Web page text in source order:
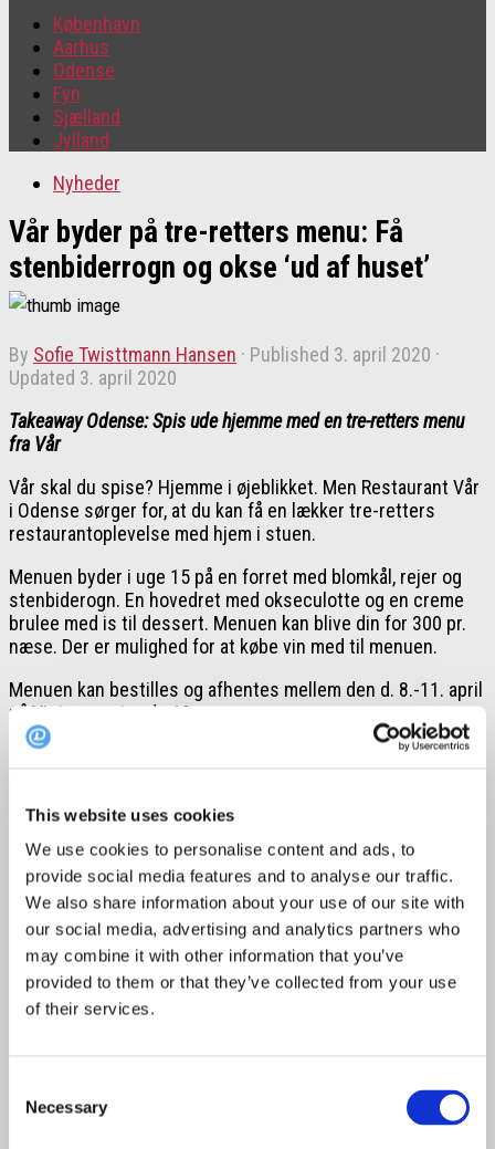
This website uses cookies
We use cookies to personalise content and ads, to
provide social media features and to analyse our traffic.
We also share information about your use of our site with
our social media, advertising and analytics partners who
may combine it with other information that you’ve
provided to them or that they’ve collected from your use
of their services.
Selection
Necessary
København
Aarhus
Odense
Fyn
Sjælland
Jylland
Nyheder
Vår byder på tre-retters menu: Få
stenbiderrogn og okse ‘ud af huset’
by Sofie Twisttmann Hansen · Published 3. april 2020 ·
Updated 3. april 2020
Takeaway Odense: Spis ude hjemme med en tre-retters menu
fra Vår
Vår skal du spise? Hjemme i øjeblikket. Men Restaurant Vår
i Odense sørger for, at du kan få en lækker tre-retters
restaurantoplevelse med hjem i stuen.
Menuen byder i uge 15 på en forret med blomkål, rejer og
stenbiderogn. En hovedret med okseculotte og en creme
brulee med is til dessert. Menuen kan blive din for 300 pr.
næse. Der er mulighed for at købe vin med til menuen.
Menuen kan bestilles og afhentes mellem den d. 8.-11. april
på Vintapperstræde 10.
Læs mere om menuen og bestil herunder:
Vår takeawaymenu
Menu – uge 15:
Maskeret blomkål, rejer, stenbiderrogn, dild og karse
Okse culotte, hasselback, braiseret fennikel og
grillede gulerødder.
A la greque og oksesauce med semitørrede tomater
og olivenolie.